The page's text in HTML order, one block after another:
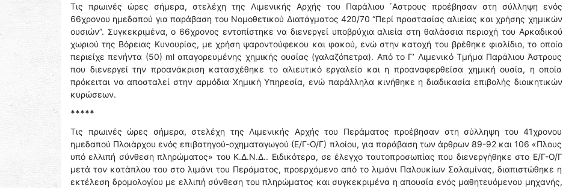
Τις πρωινές ώρες σήμερα, στελέχη της Λιμενικής Αρχής του Παράλιου ΄Αστρους προέβησαν στη σύλληψη ενός
66χρονου ημεδαπού για παράβαση του Νομοθετικού Διατάγματος 420/70 “Περί προστασίας αλιείας και χρήσης χημικών
ουσιών”. Συγκεκριμένα, ο 66χρονος εντοπίστηκε να διενεργεί υποβρύχια αλιεία στη θαλάσσια περιοχή του Αρκαδικού
χωριού της Βόρειας Κυνουρίας, με χρήση ψαροντούφεκου και φακού, ενώ στην κατοχή του βρέθηκε φιαλίδιο, το οποίο
περιείχε πενήντα (50) ml απαγορευμένης χημικής ουσίας (γαλαζόπετρα). Από το Γ’ Λιμενικό Τμήμα Παράλιου Άστρους
που διενεργεί την προανάκριση κατασχέθηκε το αλιευτικό εργαλείο και η προαναφερθείσα χημική ουσία, η οποία
πρόκειται να αποσταλεί στην αρμόδια Χημική Υπηρεσία, ενώ παράλληλα κινήθηκε η διαδικασία επιβολής διοικητικών
κυρώσεων.
*****
Τις πρωινές ώρες σήμερα, στελέχη της Λιμενικής Αρχής του Περάματος προέβησαν στη σύλληψη του 41χρονου
ημεδαπού Πλοιάρχου ενός επιβατηγού-οχηματαγωγού (Ε/Γ-Ο/Γ) πλοίου, για παράβαση των άρθρων 89-92 και 106 «Πλους
υπό ελλιπή σύνθεση πληρώματος» του Κ.Δ.Ν.Δ.. Ειδικότερα, σε έλεγχο ταυτοπροσωπίας που διενεργήθηκε στο Ε/Γ-Ο/Γ
μετά τον κατάπλου του στο λιμάνι του Περάματος, προερχόμενο από το λιμάνι Παλουκίων Σαλαμίνας, διαπιστώθηκε η
εκτέλεση δρομολογίου με ελλιπή σύνθεση του πληρώματος και συγκεκριμένα η απουσία ενός μαθητευόμενου μηχανής,